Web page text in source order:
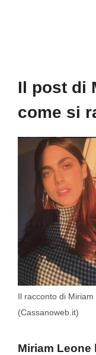
Il post di
come si
Il racconto di
(Cassanoweb.it)
Miriam Leone